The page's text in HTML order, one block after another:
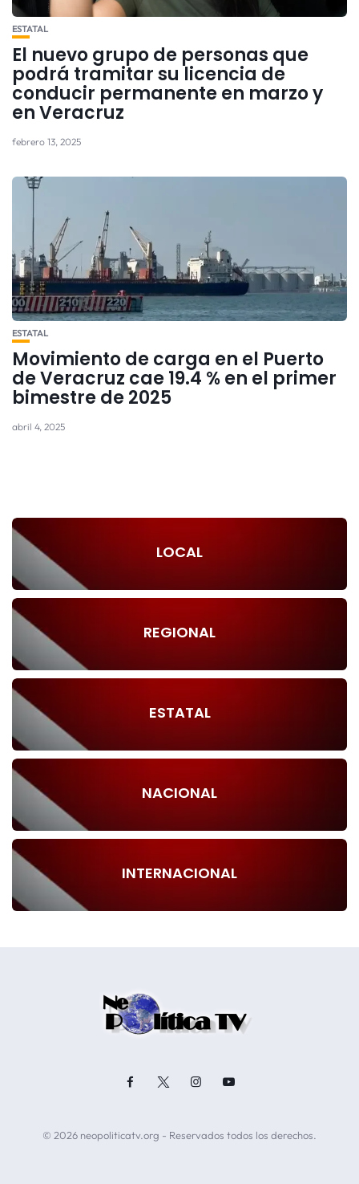
ESTATAL
El nuevo grupo de personas que
podrá tramitar su licencia de
conducir permanente en marzo y
en Veracruz
febrero 13, 2025
ESTATAL
Movimiento de carga en el Puerto
de Veracruz cae 19.4 % en el primer
bimestre de 2025
abril 4, 2025
LOCAL
REGIONAL
ESTATAL
NACIONAL
INTERNACIONAL
© 2026 neopoliticatv.org - Reservados todos los derechos.